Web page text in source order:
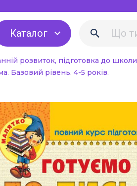
Каталог
розвиток, підготовка до школи
Базовий рівень. 4-5 років.
2 клас
4 клас
1-4 класів
Методичні рекомендації,
все для вчителя
Інклюзивне навчання
Таблиці, наочність